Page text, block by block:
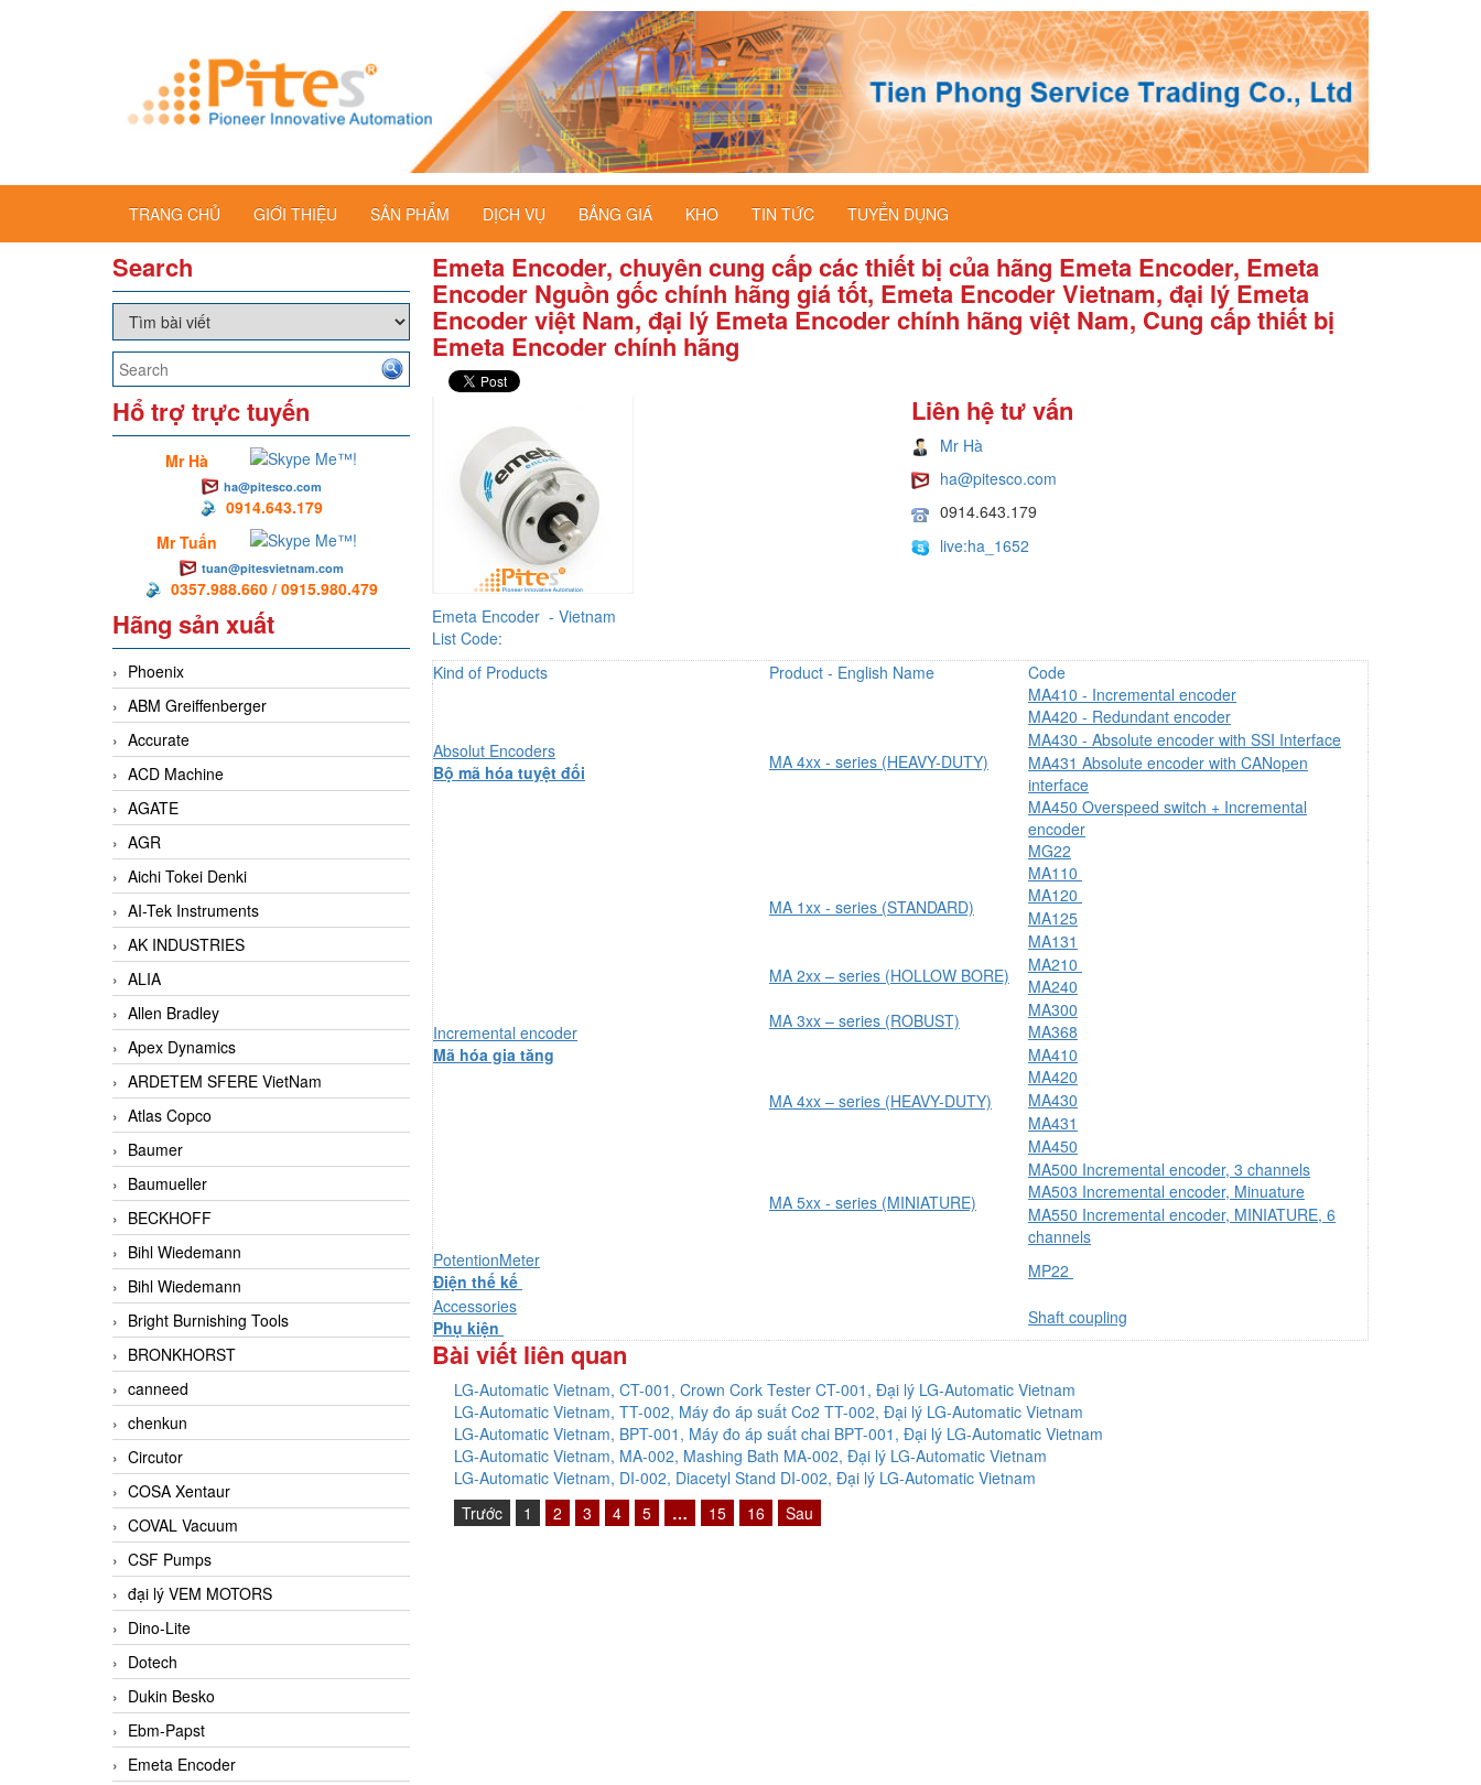
TRANG CHỦ GIỚI THIỆU SẢN PHẨM DỊCH VỤ BẢNG GIÁ KHO TIN TỨC TUYỂN DỤNG
Search
Hổ trợ trực tuyến
Mr Hà
ha@pitesco.com
0914.643.179
Mr Tuấn
tuan@pitesvietnam.com
0357.988.660 / 0915.980.479
Hãng sản xuất
Phoenix
ABM Greiffenberger
Accurate
ACD Machine
AGATE
AGR
Aichi Tokei Denki
AI-Tek Instruments
AK INDUSTRIES
ALIA
Allen Bradley
Apex Dynamics
ARDETEM SFERE VietNam
Atlas Copco
Baumer
Baumueller
BECKHOFF
Bihl Wiedemann
Bihl Wiedemann
Bright Burnishing Tools
BRONKHORST
canneed
chenkun
Circutor
COSA Xentaur
COVAL Vacuum
CSF Pumps
đại lý VEM MOTORS
Dino-Lite
Dotech
Dukin Besko
Ebm-Papst
Emeta Encoder
Emeta Encoder, chuyên cung cấp các thiết bị của hãng Emeta Encoder, Emeta
Encoder Nguồn gốc chính hãng giá tốt, Emeta Encoder Vietnam, đại lý Emeta
Encoder việt Nam, đại lý Emeta Encoder chính hãng việt Nam, Cung cấp thiết bị
Emeta Encoder chính hãng
Liên hệ tư vấn
Mr Hà
ha@pitesco.com
0914.643.179
live:ha_1652
Emeta Encoder - Vietnam
List Code:
Kind of Products
Product - English Name Code
Absolut Encoders
Bộ mã hóa tuyệt đối
MA 4xx - series (HEAVY-DUTY)
MA410 - Incremental encoder
MA420 - Redundant encoder
MA430 - Absolute encoder with SSI Interface
MA431 Absolute encoder with CANopen
interface
MA450 Overspeed switch + Incremental
encoder
Incremental encoder
Mã hóa gia tăng
MG22
MA 1xx - series (STANDARD)
MA110
MA120
MA125
MA131
MA 2xx – series (HOLLOW BORE)
MA210
MA240
MA 3xx – series (ROBUST)
MA300
MA368
MA 4xx – series (HEAVY-DUTY)
MA410
MA420
MA430
MA431
MA450
MA 5xx - series (MINIATURE)
MA500 Incremental encoder, 3 channels
MA503 Incremental encoder, Minuature
MA550 Incremental encoder, MINIATURE, 6
channels
PotentionMeter
Điện thế kế
MP22
Accessories
Phụ kiện
Shaft coupling
Bài viết liên quan
LG-Automatic Vietnam, CT-001, Crown Cork Tester CT-001, Đại lý LG-Automatic Vietnam
LG-Automatic Vietnam, TT-002, Máy đo áp suất Co2 TT-002, Đại lý LG-Automatic Vietnam
LG-Automatic Vietnam, BPT-001, Máy đo áp suất chai BPT-001, Đại lý LG-Automatic Vietnam
LG-Automatic Vietnam, MA-002, Mashing Bath MA-002, Đại lý LG-Automatic Vietnam
LG-Automatic Vietnam, DI-002, Diacetyl Stand DI-002, Đại lý LG-Automatic Vietnam
Trước
1 2 3 4 5 … 15 16 Sau